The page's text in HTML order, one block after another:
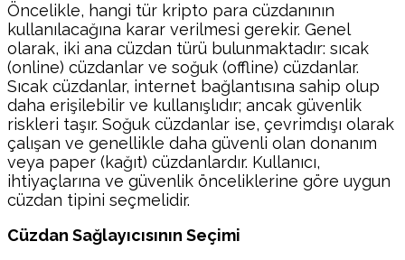
Öncelikle, hangi tür kripto para cüzdanının
kullanılacağına karar verilmesi gerekir. Genel
olarak, iki ana cüzdan türü bulunmaktadır: sıcak
(online) cüzdanlar ve soğuk (offline) cüzdanlar.
Sıcak cüzdanlar, internet bağlantısına sahip olup
daha erişilebilir ve kullanışlıdır; ancak güvenlik
riskleri taşır. Soğuk cüzdanlar ise, çevrimdışı olarak
çalışan ve genellikle daha güvenli olan donanım
veya paper (kağıt) cüzdanlardır. Kullanıcı,
ihtiyaçlarına ve güvenlik önceliklerine göre uygun
cüzdan tipini seçmelidir.
Cüzdan Sağlayıcısının Seçimi